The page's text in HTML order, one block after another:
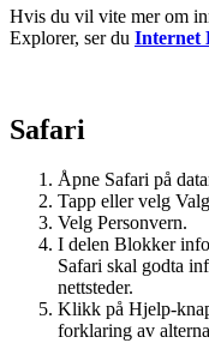
Hvis du vil vite mer om
Explorer, ser du Internet
Safari
Åpne Safari på
Tapp eller velg
Velg Personvern.
I delen Blokker
Safari skal godta
nettsteder.
Klikk på Hjelp-
forklaring av